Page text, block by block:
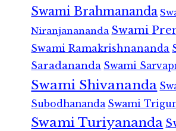
Swami Brahmananda
Niranjanananda Swami
Swami Ramakrishnananda
Saradananda Swami
Swami Shivananda
Subodhananda Swami
Swami Turiyananda